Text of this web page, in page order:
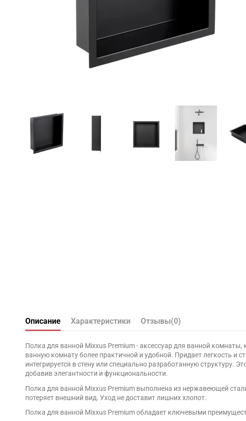
Описание Характеристики Отзывы(0)
Полка для ванной Mixxus Premium - аксессуар для ванной
ванную комнату более практичной и удобной. Придает легкость и
интегрируется в стену или специально разработанную структуру.
добавив элегантности и функциональности.
Полка для ванной Mixxus Premium выполнена из нержавеющей
потеряет внешний вид. Уход не доставит лишних хлопот.
Полка для ванной Mixxus Premium обладает ключевыми